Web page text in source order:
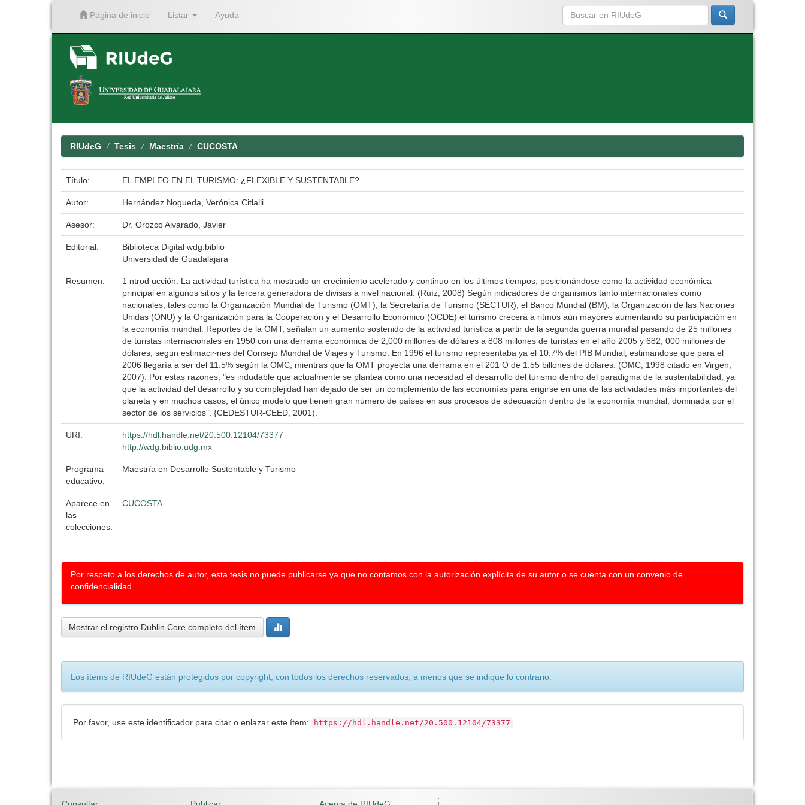
Página de inicio Listar Ayuda
RIUdeG Tesis Maestría CUCOSTA
Título: EL EMPLEO EN EL TURISMO: ¿FLEXIBLE Y SUSTENTABLE?
Autor: Hernández Nogueda, Verónica Citlalli
Asesor: Dr. Orozco Alvarado, Javier
Editorial:
Biblioteca Digital wdg.biblio
Universidad de Guadalajara
Resumen:
1 ntrod ucción. La actividad turística ha mostrado un crecimiento acelerado y continuo en los últimos tiempos, posicionándose como la actividad económica
principal en algunos sitios y la tercera generadora de divisas a nivel nacional. (Ruíz, 2008) Según indicadores de organismos tanto internacionales como
nacionales, tales como la Organización Mundial de Turismo (OMT), la Secretaría de Turismo (SECTUR), el Banco Mundial (BM), la Organización de las Naciones
Unidas (ONU) y la Organización para la Cooperación y el Desarrollo Económico (OCDE) el turismo crecerá a ritmos aún mayores aumentando su participación en
la economía mundial. Reportes de la OMT, señalan un aumento sostenido de la actividad turística a partir de la segunda guerra mundial pasando de 25 millones
de turistas internacionales en 1950 con una derrama económica de 2,000 millones de dólares a 808 millones de turistas en el año 2005 y 682, 000 millones de
dólares, según estimaci~nes del Consejo Mundial de Viajes y Turismo. En 1996 el turismo representaba ya el 10.7% del PIB Mundial, estimándose que para el
2006 llegaría a ser del 11.5% según la OMC, mientras que la OMT proyecta una derrama en el 201 O de 1.55 billones de dólares. (OMC, 1998 citado en Virgen,
2007). Por estas razones, "es indudable que actualmente se plantea como una necesidad el desarrollo del turismo dentro del paradigma de la sustentabilidad, ya
que la actividad del desarrollo y su complejidad han dejado de ser un complemento de las economías para erigirse en una de las actividades más importantes del
planeta y en muchos casos, el único modelo que tienen gran número de países en sus procesos de adecuación dentro de la economía mundial, dominada por el
sector de los servicios". {CEDESTUR-CEED, 2001).
URI:
https://hdl.handle.net/20.500.12104/73377
http://wdg.biblio.udg.mx
Programa
educativo:
Maestría en Desarrollo Sustentable y Turismo
Aparece en
las
colecciones:
CUCOSTA
Por respeto a los derechos de autor, esta tesis no puede publicarse ya que no contamos con la autorización explícita de su autor o se cuenta con un convenio de
confidencialidad
Mostrar el registro Dublin Core completo del ítem
Los ítems de RIUdeG están protegidos por copyright, con todos los derechos reservados, a menos que se indique lo contrario.
Por favor, use este identificador para citar o enlazar este ítem: https://hdl.handle.net/20.500.12104/73377